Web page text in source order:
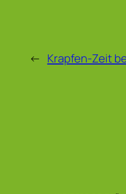
← Krapfen-Zeit